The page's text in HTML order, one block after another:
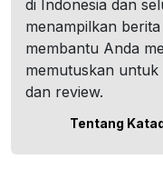
di Indonesia dan
menampilkan
membantu Anda
memutuskan untuk
dan review.
Tentang